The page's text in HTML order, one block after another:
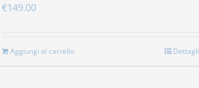
€149.00
Aggiungi al carrello Dettagli